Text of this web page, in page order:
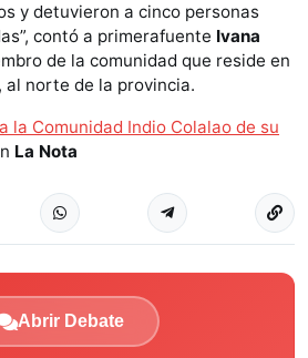
y detuvieron a cinco personas
contó a primerafuente Ivana
de la comunidad que reside en
al norte de la provincia.
la Comunidad Indio Colalao de su
La Nota
Abrir Debate